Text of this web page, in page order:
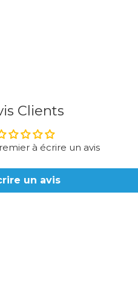
Clients
à écrire un avis
un avis